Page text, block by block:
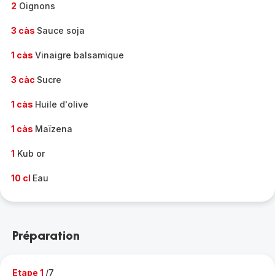
2 Oignons
3 càs Sauce soja
1 càs Vinaigre balsamique
3 càc Sucre
1 càs Huile d'olive
1 càs Maïzena
1 Kub or
10 cl Eau
Préparation
Etape 1 /7